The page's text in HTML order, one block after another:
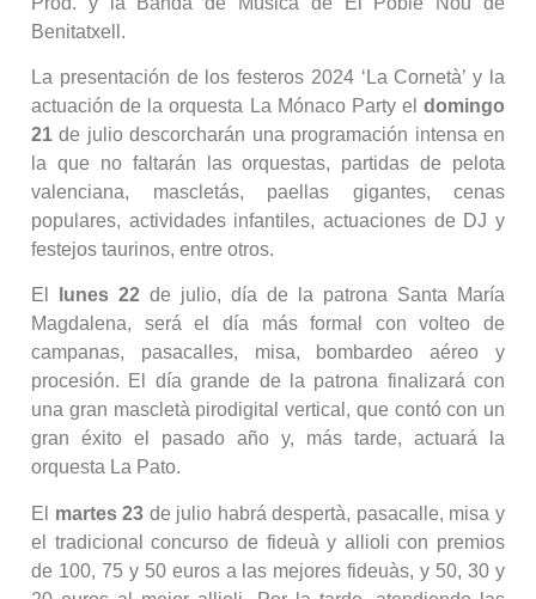
Benitatxell.
La presentación de los festeros 2024 ‘La Cornetà’ y la
actuación de la orquesta La Mónaco Party el domingo
21 de julio descorcharán una programación intensa en
la que no faltarán las orquestas, partidas de pelota
valenciana, mascletás, paellas gigantes, cenas
populares, actividades infantiles, actuaciones de DJ y
festejos taurinos, entre otros.
El lunes 22 de julio, día de la patrona Santa María
Magdalena, será el día más formal con volteo de
campanas, pasacalles, misa, bombardeo aéreo y
procesión. El día grande de la patrona finalizará con
una gran mascletà pirodigital vertical, que contó con un
gran éxito el pasado año y, más tarde, actuará la
orquesta La Pato.
El martes 23 de julio habrá despertà, pasacalle, misa y
el tradicional concurso de fideuà y allioli con premios
de 100, 75 y 50 euros a las mejores fideuàs, y 50, 30 y